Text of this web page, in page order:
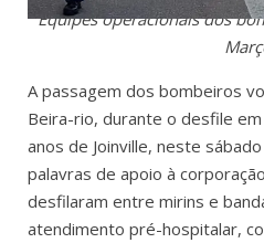
Equipes operacionais dos
A passagem dos bombeiros
Beira-rio, durante o desfile
anos de Joinville, neste
palavras de apoio à
desfilaram entre mirins e
atendimento pré-hospitalar,